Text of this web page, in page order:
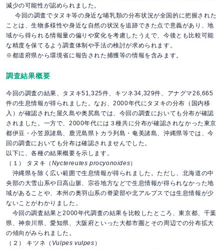
減少の可能性が認められました。
今回の調査でタヌキ等の身近な哺乳類の分布状況が全国的に把握された
ことは、生物多様性や身近な自然の状況を追跡できた点で意義があり、地
域から得られる情報量の偏りや変化を考慮したうえで、今後とも比較可能
な精度を保てるよう調査体制や手法の検討が求められます。
※都道府県から環境省に報告された捕獲等の情報を含みます。
調査結果概要
今回の調査の結果、タヌキ51,325件、キツネ34,329件、アナグマ26,665
件の生息情報が得られました。なお、2000年代にタヌキの分布（国内移
入）が確認された屋久島や奥尻島では、今回の調査においても分布が確認
されました。一方で、2000年代には３種共に分布が確認されなかった東京
都伊豆・小笠原諸島、鹿児島県トカラ列島・奄美諸島、沖縄県等では、今
回の調査においても分布は確認されませんでした。
以下に、各種の結果概要を示します。
（１） タヌキ（ Nyctereutes procyonoides）
沖縄県を除く広い範囲で生息情報が得られました。ただし、北海道の中
央部の大雪山系や日高山脈、宗谷地方などで生息情報が得られなかった地
域があることや、本州の奥羽山系の脊梁部や北アルプスでは生息情報が少
ないことがわかりました。
今回の調査結果と2000年代調査の結果を比較したところ、東京都、千葉
県、神奈川県、愛知県、大阪府といった大都市圏とその周辺での分布拡大
の傾向がみられました。
（２） キツネ（ Vulpes vulpes ）